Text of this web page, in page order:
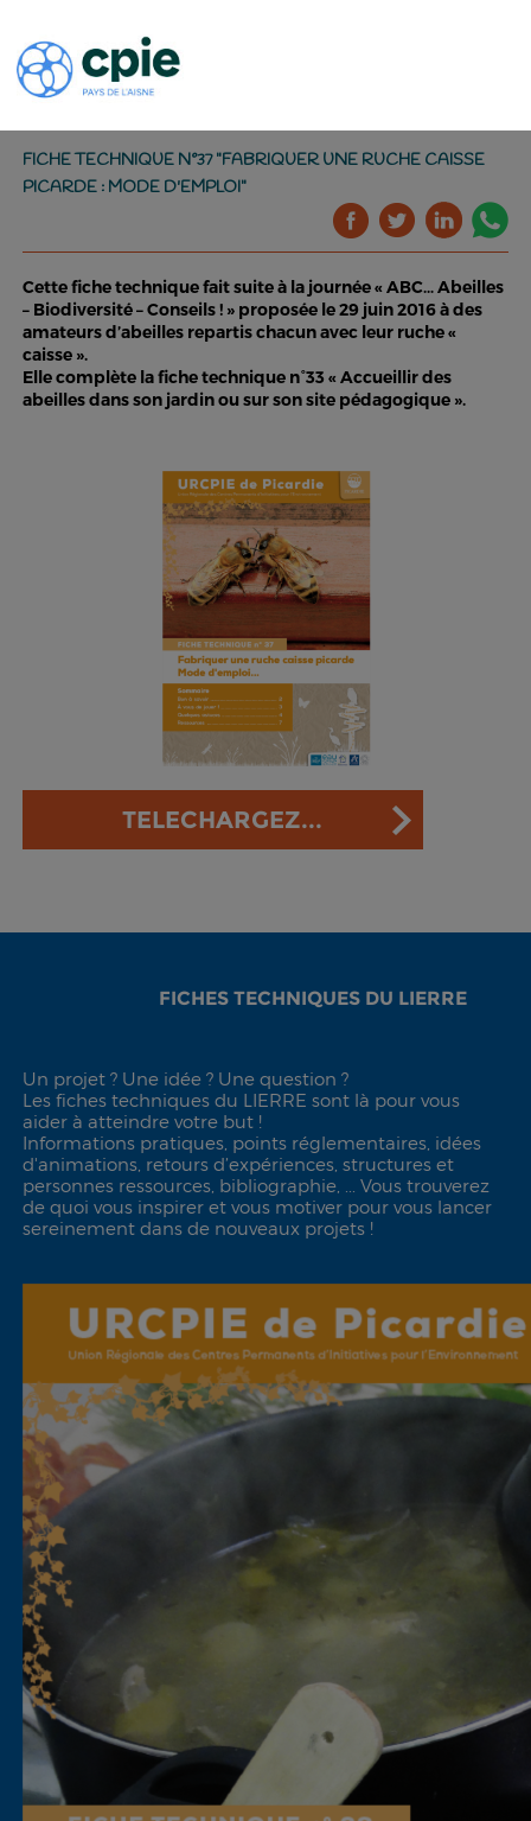
FICHE TECHNIQUE N°37 "FABRIQUER UNE RUCHE CAISSE
PICARDE : MODE D'EMPLOI"
Cette fiche technique fait suite à la journée « ABC… Abeilles
– Biodiversité – Conseils ! » proposée le 29 juin 2016 à des
amateurs d’abeilles repartis chacun avec leur ruche «
caisse ».
Elle complète la fiche technique n°33 « Accueillir des
abeilles dans son jardin ou sur son site pédagogique ».
TELECHARGEZ...
FICHES TECHNIQUES DU LIERRE
Un projet ? Une idée ? Une question ?
Les fiches techniques du LIERRE sont là pour vous
aider à atteindre votre but !
Informations pratiques, points réglementaires, idées
d'animations, retours d’expériences, structures et
personnes ressources, bibliographie, ... Vous trouverez
de quoi vous inspirer et vous motiver pour vous lancer
sereinement dans de nouveaux projets !